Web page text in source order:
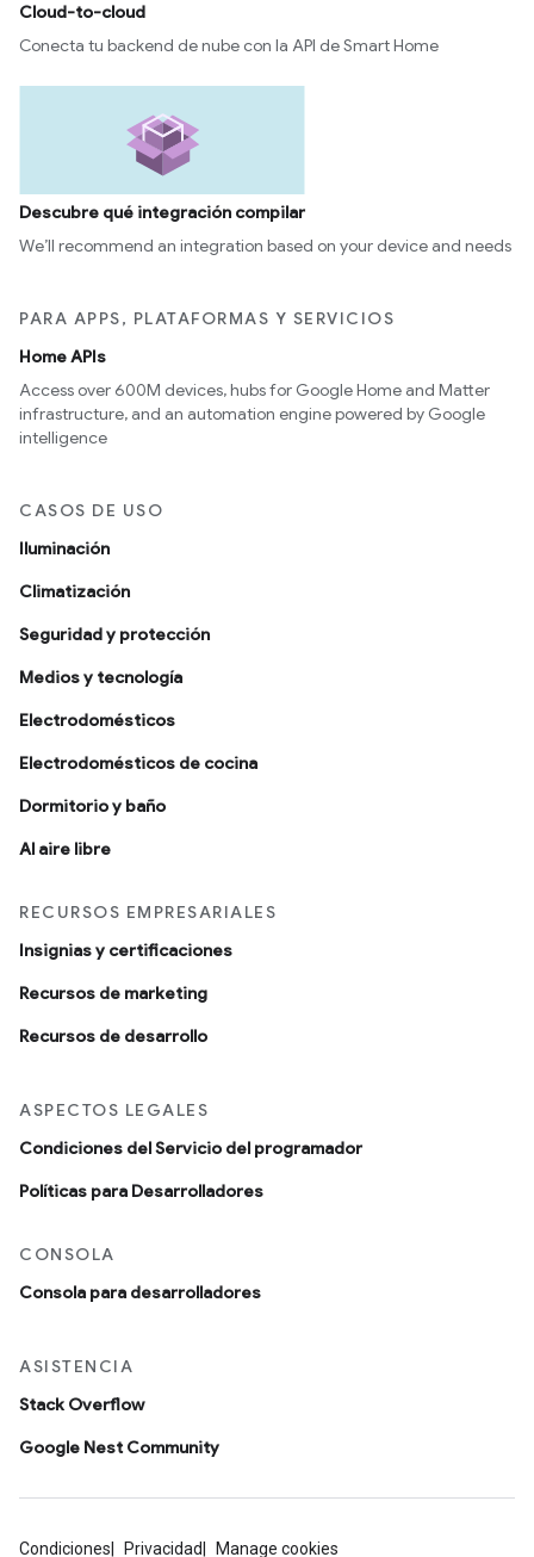
Cloud-to-cloud
Conecta tu backend de nube con la API de Smart Home
Descubre qué integración compilar
We’ll recommend an integration based on your device and needs
PARA APPS, PLATAFORMAS Y SERVICIOS
Home APIs
Access over 600M devices, hubs for Google Home and Matter
infrastructure, and an automation engine powered by Google
intelligence
CASOS DE USO
Iluminación
Climatización
Seguridad y protección
Medios y tecnología
Electrodomésticos
Electrodomésticos de cocina
Dormitorio y baño
Al aire libre
RECURSOS EMPRESARIALES
Insignias y certificaciones
Recursos de marketing
Recursos de desarrollo
ASPECTOS LEGALES
Condiciones del Servicio del programador
Políticas para Desarrolladores
CONSOLA
Consola para desarrolladores
ASISTENCIA
Stack Overflow
Google Nest Community
Condiciones Privacidad Manage cookies